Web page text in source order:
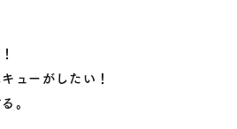
ューがしたい！
。